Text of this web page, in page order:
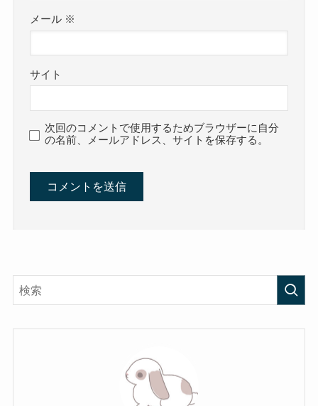
メール ※
サイト
次回のコメントで使用するためブラウザーに自分
の名前、メールアドレス、サイトを保存する。